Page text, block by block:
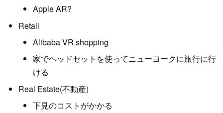
Apple AR?
Retail
Alibaba VR shopping
家でヘッドセットを使ってニューヨークに旅行に行
ける
Real Estate(不動産)
下見のコストがかかる